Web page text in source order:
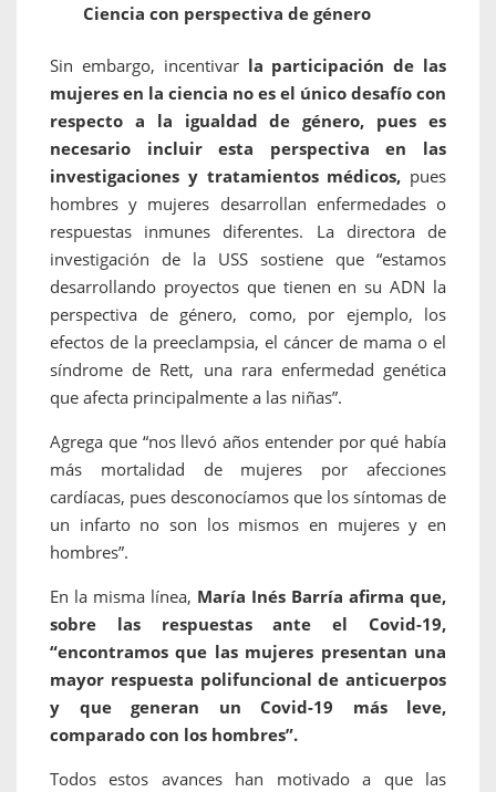
Ciencia con perspectiva de género
Sin embargo, incentivar la participación de las
mujeres en la ciencia no es el único desafío con
respecto a la igualdad de género, pues es
necesario incluir esta perspectiva en las
investigaciones y tratamientos médicos, pues
hombres y mujeres desarrollan enfermedades o
respuestas inmunes diferentes. La directora de
investigación de la USS sostiene que “estamos
desarrollando proyectos que tienen en su ADN la
perspectiva de género, como, por ejemplo, los
efectos de la preeclampsia, el cáncer de mama o el
síndrome de Rett, una rara enfermedad genética
que afecta principalmente a las niñas”.
Agrega que “nos llevó años entender por qué había
más mortalidad de mujeres por afecciones
cardíacas, pues desconocíamos que los síntomas de
un infarto no son los mismos en mujeres y en
hombres”.
En la misma línea, María Inés Barría afirma que,
sobre las respuestas ante el Covid-19,
“encontramos que las mujeres presentan una
mayor respuesta polifuncional de anticuerpos
y que generan un Covid-19 más leve,
comparado con los hombres”.
Todos estos avances han motivado a que las